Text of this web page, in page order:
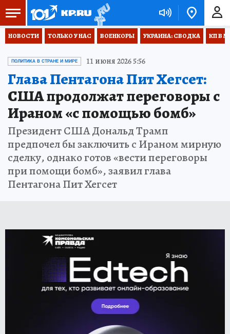
НОВОСТИ ТОЛЬКО У НАС ВОЕНКОРЫ УКРАИНА: СВОДКА КП В
ПОЛИТИКА В СТРАНЕ И МИРЕ 11 июня 2026 5:56
Глава Пентагона Пит Хегсет:
США продолжат переговоры с
Ираном «с помощью бомб»
Президент США Дональд Трамп
предпочел бы заключить с Ираном мирную
сделку, однако готов «вести переговоры
при помощи бомб», заявил глава
Пентагона Пит Хегсет